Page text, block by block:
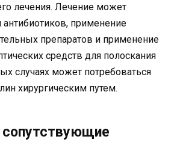
лечения. Лечение может
применение
препаратов и применение
средств для полоскания
случаях может потребоваться
хирургическим путем.